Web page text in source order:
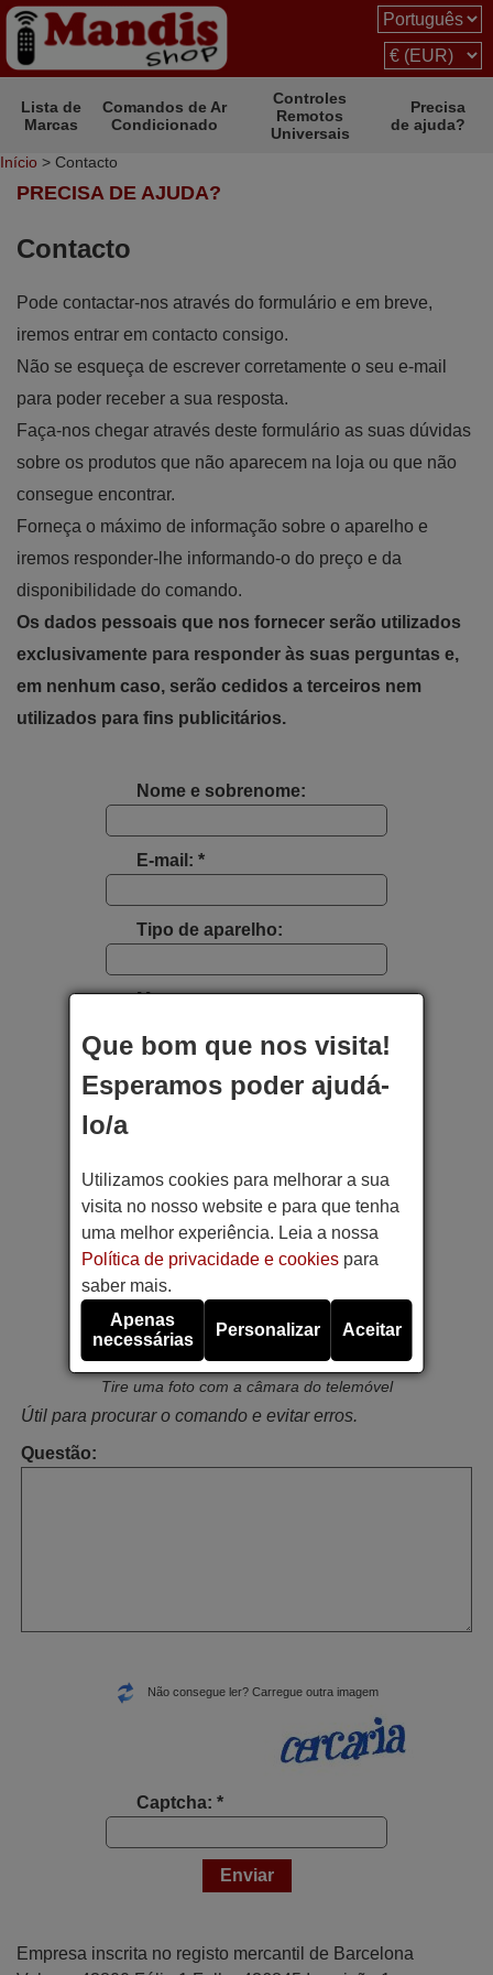
Lista de
Marcas
Comandos de Ar
Condicionado
Controles
Remotos
Universais
Precisa
de ajuda?
Início > Contacto
PRECISA DE AJUDA?
Contacto
Pode contactar-nos através do formulário e em breve,
iremos entrar em contacto consigo.
Não se esqueça de escrever corretamente o seu e-mail
para poder receber a sua resposta.
Faça-nos chegar através deste formulário as suas dúvidas
sobre os produtos que não aparecem na loja ou que não
consegue encontrar.
Forneça o máximo de informação sobre o aparelho e
iremos responder-lhe informando-o do preço e da
disponibilidade do comando.
Os dados pessoais que nos fornecer serão utilizados
exclusivamente para responder às suas perguntas e,
em nenhum caso, serão cedidos a terceiros nem
utilizados para fins publicitários.
Nome e sobrenome:
E-mail: *
Tipo de aparelho:
Marca:
Tire uma foto com a câmara do telemóvel
Referência do comando:
Foto do comando:
Tire uma foto com a câmara do telemóvel
Útil para procurar o comando e evitar erros.
Questão:
Não consegue ler? Carregue outra imagem
Captcha: *
Empresa inscrita no registo mercantil de Barcelona
Que bom que nos visita!
Esperamos poder ajudá-
lo/a
Utilizamos cookies para melhorar a sua
visita no nosso website e para que tenha
uma melhor experiência. Leia a nossa
Política de privacidade e cookiespara
saber mais.
Apenas
necessárias
Personalizar Aceitar